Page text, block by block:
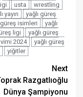
usta
wrestling
yayın
yağlı güreş
güreş isimleri
yağlı
ligi
yağlı güreş
2024
yağlı güreş
yiğitler
Next
Razgatlıoğlu
Dünya Şampiyonu